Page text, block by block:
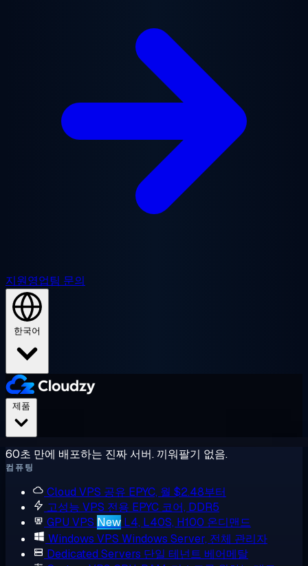
지원영업팀 문의
한국어
60초 만에 배포하는 진짜 서버. 끼워팔기 없음.
컴퓨팅
Cloud VPS 공유 EPYC, 월 $2.48부터
고성능 VPS 전용 EPYC 코어, DDR5
GPU VPS New L4, L40S, H100 온디맨드
Windows VPS Windows Server, 전체 관리자
Dedicated Servers 단일 테넌트 베어메탈